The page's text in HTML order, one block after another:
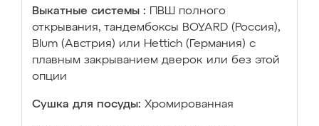
Выкатные системы :
ПВШ полного
открывания, тандембоксы BOYARD (Россия),
Blum (Австрия) или Hettich (Германия) с
плавным закрыванием дверок или без этой
опции
Сушка для посуды: Хромированная